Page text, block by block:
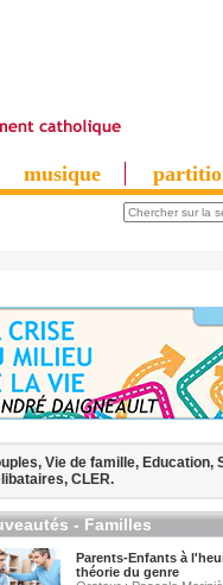
musique
Vie de famille, Education,
CLER.
- Familles
Parents-Enfants à
théorie du genre